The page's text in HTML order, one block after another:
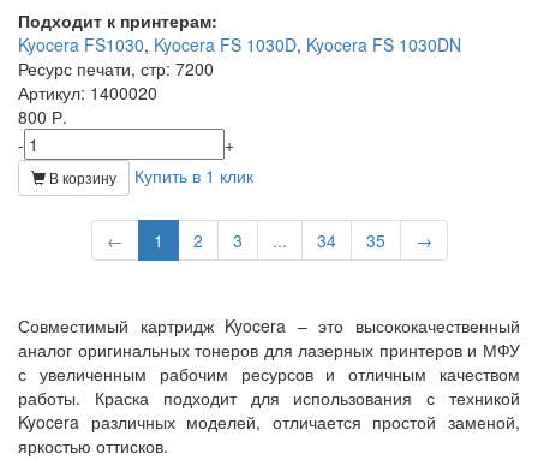
Подходит к принтерам:
Kyocera FS1030, Kyocera FS 1030D, Kyocera FS 1030DN
Ресурс печати, стр: 7200
Артикул: 1400020
800 Р.
-
+
В корзину Купить в 1 клик
← 1 2 3 ... 34 35 →
Совместимый картридж Kyocera – это высококачественный
аналог оригинальных тонеров для лазерных принтеров и МФУ
с увеличенным рабочим ресурсов и отличным качеством
работы. Краска подходит для использования с техникой
Kyocera различных моделей, отличается простой заменой,
яркостью оттисков.